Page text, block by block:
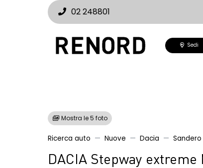
02 248801
Sedi
Mostra le 5 foto
Ricerca auto Nuove Dacia Sandero
DACIA Stepway extreme